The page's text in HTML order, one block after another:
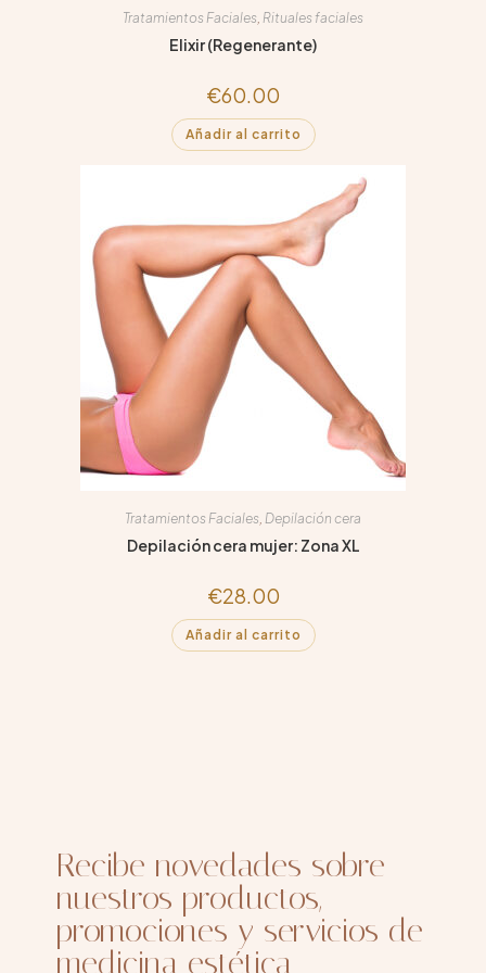
Tratamientos Faciales, Rituales faciales
Elixir (Regenerante)
€60.00
Añadir al carrito
Tratamientos Faciales Depilación cera
Depilación cera mujer: Zona XL
€28.00
Añadir al carrito
Recibe novedades sobre
nuestros productos,
promociones y servicios de
medicina estética